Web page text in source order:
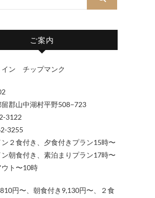
ご案内
イン チップマンク
郡山中湖村平野508−723
3122
3255
２食付き、夕食付きプラン15時〜
朝食付き、素泊まりプラン17時〜
ト〜10時
円〜、朝食付き9,130円〜、２食